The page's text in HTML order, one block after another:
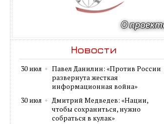
Новости
30 июл
Павел Данилин: «Против России
развернута жесткая
информационная война»
30 июл
Дмитрий Медведев: «Нации,
чтобы сохраниться, нужно
собраться в кулак»